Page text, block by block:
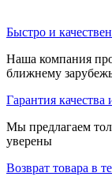
Быстро и
Наша компания
ближнему
Гарантия
Мы предлагаем
уверены
Возврат товара в